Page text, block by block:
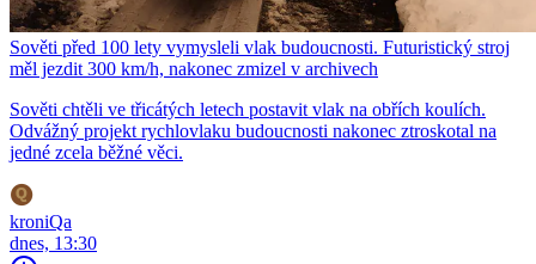
Sověti před 100 lety vymysleli vlak budoucnosti. Futuristický stroj
měl jezdit 300 km/h, nakonec zmizel v archivech
Sověti chtěli ve třicátých letech postavit vlak na obřích koulích.
Odvážný projekt rychlovlaku budoucnosti nakonec ztroskotal na
jedné zcela běžné věci.
kroniQa
dnes, 13:30